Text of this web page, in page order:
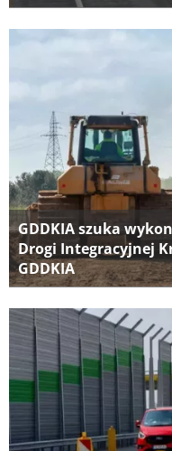
GDDKIA szuka
Drogi Integracyjnej
GDDKIA